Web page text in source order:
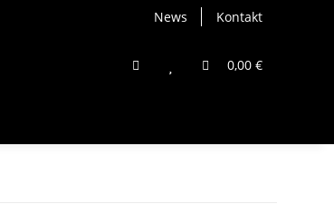
News Kontakt
0,00 €